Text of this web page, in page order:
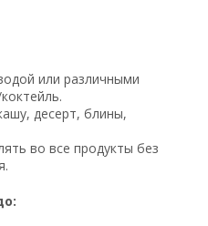
или различными
десерт, блины,
во все продукты без